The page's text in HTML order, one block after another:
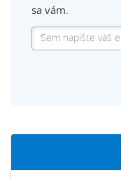
sa vám.